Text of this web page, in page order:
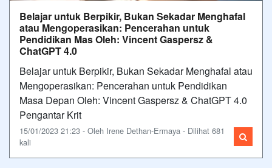
Belajar untuk Berpikir, Bukan Sekadar Menghafal
atau Mengoperasikan: Pencerahan untuk
Pendidikan Mas Oleh: Vincent Gaspersz &
ChatGPT 4.0
Belajar untuk Berpikir, Bukan Sekadar Menghafal atau
Mengoperasikan: Pencerahan untuk Pendidikan
Masa Depan Oleh: Vincent Gaspersz & ChatGPT 4.0
Pengantar Krit
15/01/2023 21:23 - Oleh Irene Dethan-Ermaya - Dilihat 681
kali